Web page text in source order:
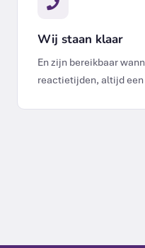
Wij staan klaar
En zijn bereikbaar
reactietijden, altijd